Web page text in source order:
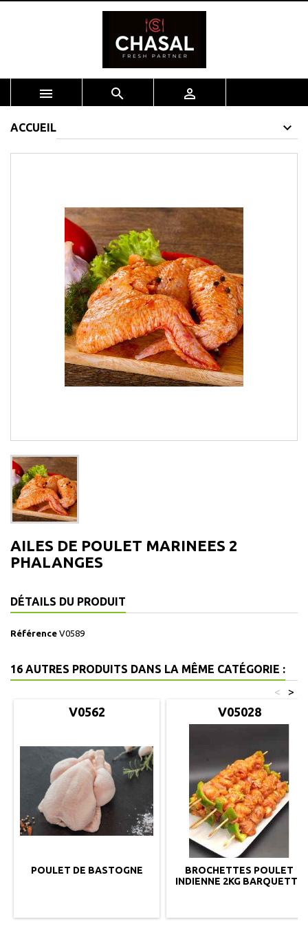
  
ACCUEIL
AILES DE POULET MARINEES 2
PHALANGES
DÉTAILS DU PRODUIT
Référence V0589
16 AUTRES PRODUITS DANS LA MÊME CATÉGORIE :
>
<
V0562
POULET DE BASTOGNE
V05028
BROCHETTES POULET
INDIENNE 2KG BARQUETTE